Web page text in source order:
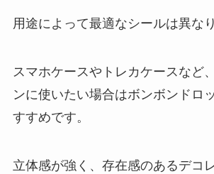
用途によって最適なシールは異なり
スマホケースやトレカケースなど
ンに使いたい場合はボンボンドロ
すすめです。
立体感が強く、存在感のあるデコ